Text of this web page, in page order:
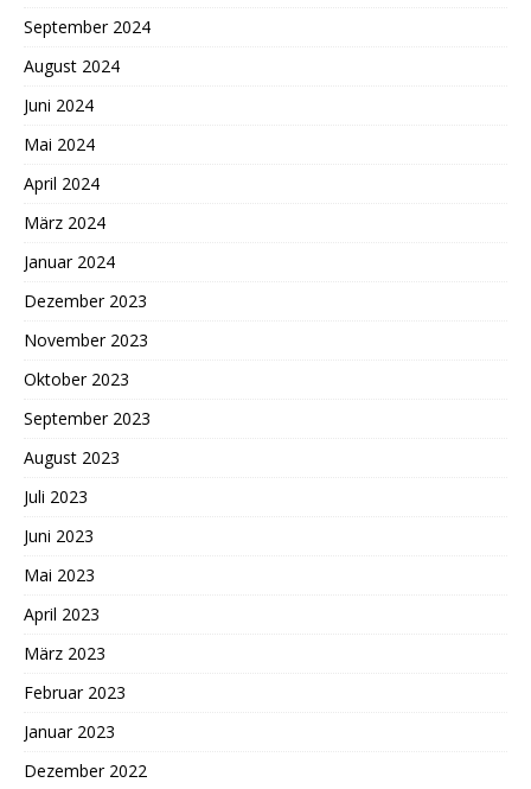
September 2024
August 2024
Juni 2024
Mai 2024
April 2024
März 2024
Januar 2024
Dezember 2023
November 2023
Oktober 2023
September 2023
August 2023
Juli 2023
Juni 2023
Mai 2023
April 2023
März 2023
Februar 2023
Januar 2023
Dezember 2022